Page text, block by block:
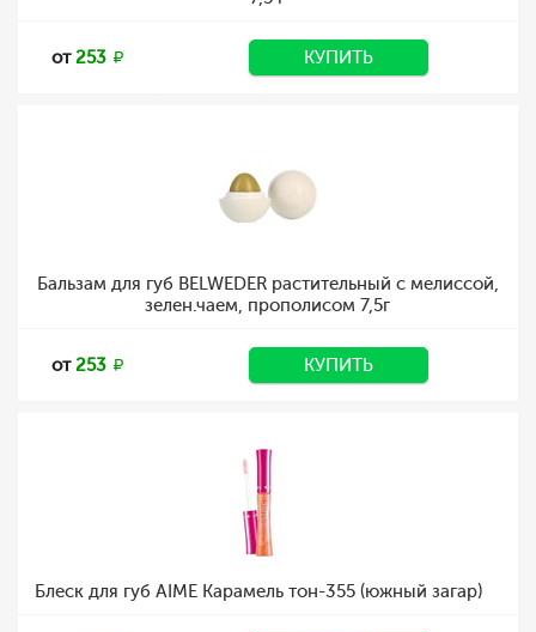
от253 КУПИТЬ
Бальзам для губ BELWEDER растительный с мелиссой,
зелен.чаем, прополисом 7,5г
от253 КУПИТЬ
Блеск для губ AIME Карамель тон-355 (южный загар)